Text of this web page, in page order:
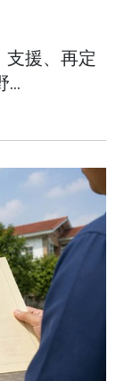
支援、再定
...